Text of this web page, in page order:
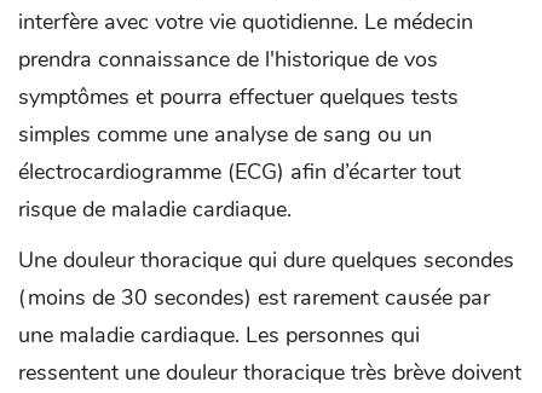
interfère avec votre vie quotidienne. Le médecin
prendra connaissance de l'historique de vos
symptômes et pourra effectuer quelques tests
simples comme une analyse de sang ou un
électrocardiogramme (ECG) afin d’écarter tout
risque de maladie cardiaque.
Une douleur thoracique qui dure quelques secondes
(moins de 30 secondes) est rarement causée par
une maladie cardiaque. Les personnes qui
ressentent une douleur thoracique très brève doivent